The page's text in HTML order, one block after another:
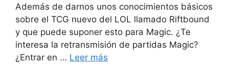
Además de darnos unos conocimientos básicos
sobre el TCG nuevo del LOL llamado Riftbound
y que puede suponer esto para Magic. ¿Te
interesa la retransmisión de partidas Magic?
¿Entrar en … Leer más